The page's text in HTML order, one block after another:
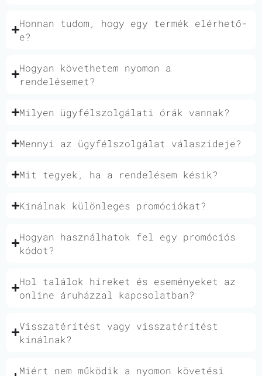
Honnan tudom, hogy egy termék elérhető-
e?
Hogyan követhetem nyomon a
rendelésemet?
Milyen ügyfélszolgálati órák vannak?
Mennyi az ügyfélszolgálat válaszideje?
Mit tegyek, ha a rendelésem késik?
Kínálnak különleges promóciókat?
Hogyan használhatok fel egy promóciós
kódot?
Hol találok híreket és eseményeket az
online áruházzal kapcsolatban?
Visszatérítést vagy visszatérítést
kínálnak?
Miért nem működik a nyomon követési